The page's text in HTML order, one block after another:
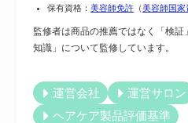
保有資格：美容師免許 （美容師国家
監修者は商品の推薦ではなく「検証
知識」について監修しています。
運営会社
運営サロン
ヘアケア製品評価基準